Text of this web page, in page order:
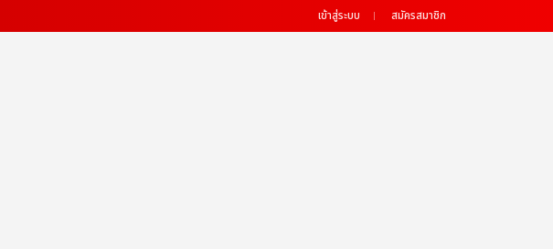
เข้าสู่ระบบ สมัครสมาชิก